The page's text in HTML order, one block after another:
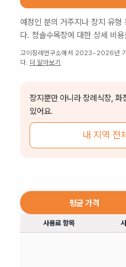
예정인 분의 거주지나 장지 유형
다. 청솔수목장에 대한 상세 비
고이장례연구소에서 2023~2026년 기
다. 더 알아보기
장지뿐만 아니라 장례식장, 화
있어요.
내 지역 전
평균 가격
사용료 항목